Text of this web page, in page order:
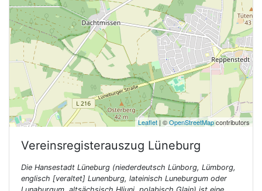
Leaflet| ©OpenStreetMapcontributors
Vereinsregisterauszug Lüneburg
Die Hansestadt Lüneburg (niederdeutsch Lünborg, Lümborg,
englisch [veraltet] Lunenburg, lateinisch Luneburgum oder